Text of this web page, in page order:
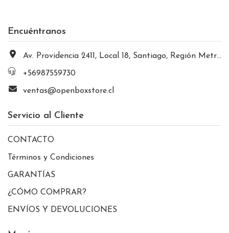
Encuéntranos
Av. Providencia 2411, Local 18, Santiago, Región Metropolitana, Chile
+56987559730
ventas@openboxstore.cl
Servicio al Cliente
CONTACTO
Términos y Condiciones
GARANTÍAS
¿CÓMO COMPRAR?
ENVÍOS Y DEVOLUCIONES